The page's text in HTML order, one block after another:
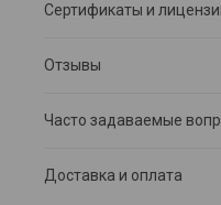
Сертификаты и
Отзывы
Часто задаваемые
Доставка и оплата